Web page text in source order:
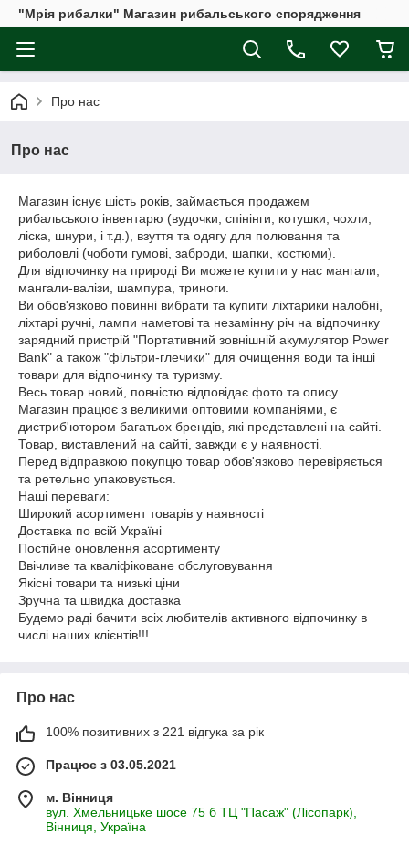
"Мрія рибалки" Магазин рибальського спорядження
Про нас
Про нас
Магазин існує шість років, займається продажем
рибальського інвентарю (вудочки, спінінги, котушки, чохли,
ліска, шнури, і т.д.), взуття та одягу для полювання та
риболовлі (чоботи гумові, заброди, шапки, костюми).
Для відпочинку на природі Ви можете купити у нас мангали,
мангали-валізи, шампура, триноги.
Ви обов'язково повинні вибрати та купити ліхтарики налобні,
ліхтарі ручні, лампи наметові та незамінну річ на відпочинку
зарядний пристрій "Портативний зовнішній акумулятор Power
Bank" а також "фільтри-глечики" для очищення води та інші
товари для відпочинку та туризму.
Весь товар новий, повністю відповідає фото та опису.
Магазин працює з великими оптовими компаніями, є
дистриб'ютором багатьох брендів, які представлені на сайті.
Товар, виставлений на сайті, завжди є у наявності.
Перед відправкою покупцю товар обов'язково перевіряється
та ретельно упаковується.
Наші переваги:
Широкий асортимент товарів у наявності
Доставка по всій Україні
Постійне оновлення асортименту
Ввічливе та кваліфіковане обслуговування
Якісні товари та низькі ціни
Зручна та швидка доставка
Будемо раді бачити всіх любителів активного відпочинку в
числі наших клієнтів!!!
Про нас
100% позитивних з 221 відгука за рік
Працює з 03.05.2021
м. Вінниця
вул. Хмельницьке шосе 75 б ТЦ "Пасаж" (Лісопарк),
Вінниця, Україна